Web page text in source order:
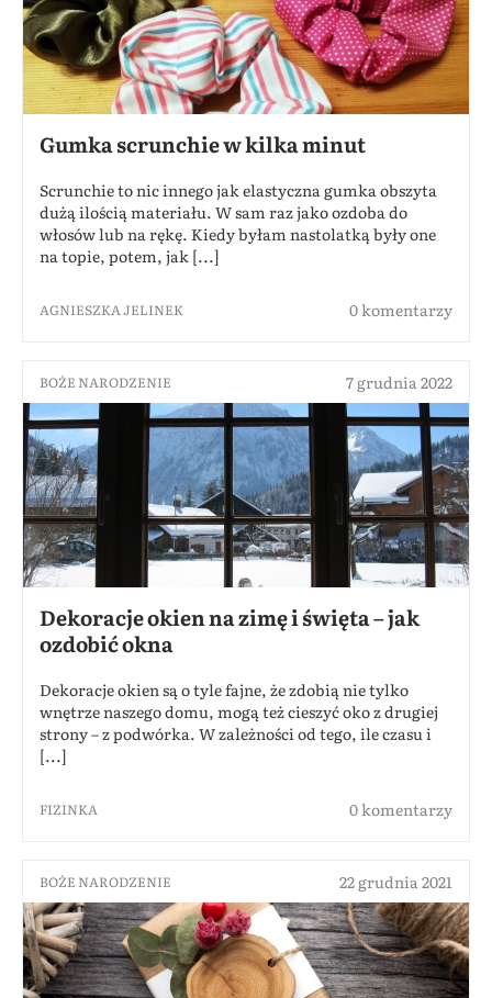
Gumka scrunchie w kilka minut
Scrunchie to nic innego jak elastyczna gumka obszyta
dużą ilością materiału. W sam raz jako ozdoba do
włosów lub na rękę. Kiedy byłam nastolatką były one
na topie, potem, jak [...]
AGNIESZKA JELINEK 0 komentarzy
BOŻE NARODZENIE 7 grudnia 2022
Dekoracje okien na zimę i święta – jak
ozdobić okna
Dekoracje okien są o tyle fajne, że zdobią nie tylko
wnętrze naszego domu, mogą też cieszyć oko z drugiej
strony – z podwórka. W zależności od tego, ile czasu i
[...]
FIZINKA 0 komentarzy
BOŻE NARODZENIE 22 grudnia 2021